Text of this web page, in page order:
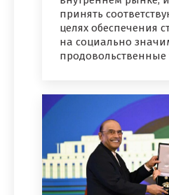
принять
целях обеспечения
на социально